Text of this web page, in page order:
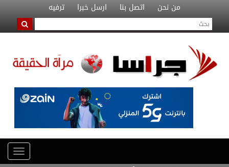
من نحن اتصل بنا ارسل خبرا ترفيه